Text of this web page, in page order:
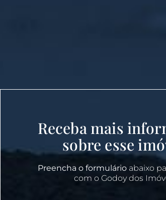
Receba mais
sobre esse
Preencha o formulárioabaixo
com o Godoy dos